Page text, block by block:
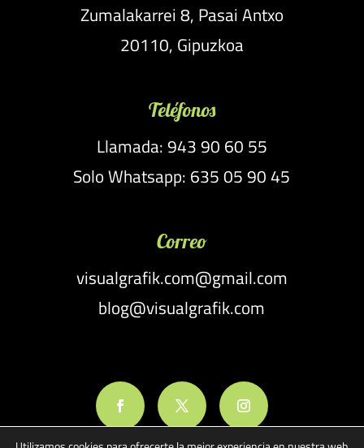
Zumalakarrei 8, Pasai Antxo
20110, Gipuzkoa
Teléfonos
Llamada: 943 90 60 55
Solo Whatsapp: 635 05 90 45
Correo
visualgrafik.com@gmail.com
blog@visualgrafik.com